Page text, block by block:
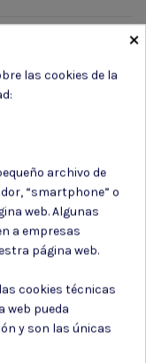
boletín
ello, consulte nuestra
legal.
indicados en la
×
las cookies de la
archivo de
“smartphone” o
web. Algunas
a empresas
página web.
cookies técnicas
web pueda
y son las únicas